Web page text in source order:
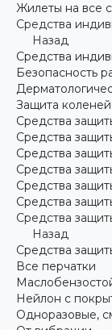
Жилеты на все
Средства
Назад
Средства
Безопасность
Защита коленей
Средства
Средства
Средства
Средства
Средства
Средства
Средства
Назад
Средства
Все перчатки
Нейлон с
Одноразовые,